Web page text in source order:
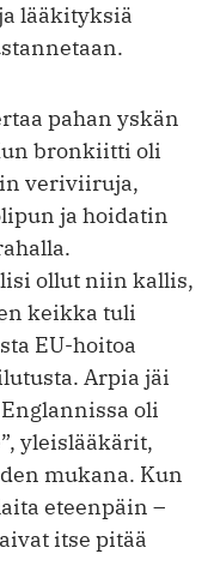
lääkityksiä
pahan yskän
bronkiitti oli
veriviiruja,
ja hoidatin
ollut niin kallis,
keikka tuli
EU-hoitoa
Arpia jäi
oli
yleislääkärit,
mukana. Kun
eteenpäin –
itse pitää